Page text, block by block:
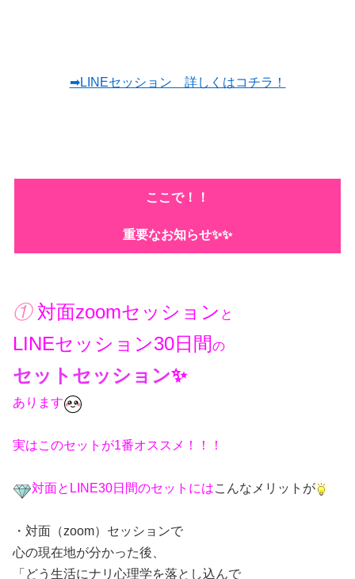
➡︎LINEセッション 詳しくはコチラ！
ここで！！
重要なお知らせ✨✨
① 対面zoomセッション と
LINEセッション30日間の
セットセッション✨
あります
実はこのセットが1番オススメ！！！
対面とLINE30日間のセットにはこんなメリットが
・対面（zoom）セッションで
心の現在地が分かった後、
「どう生活にナリ心理学を落とし込んで